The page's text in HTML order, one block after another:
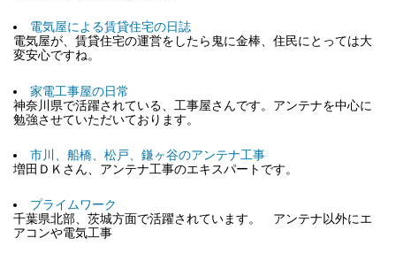
電気屋による賃貸住宅の日誌
電気屋が、賃貸住宅の運営をしたら鬼に金棒、住民にとっては大
変安心ですね。
家電工事屋の日常
神奈川県で活躍されている、工事屋さんです。アンテナを中心に
勉強させていただいております。
市川、船橋、松戸、鎌ヶ谷のアンテナ工事
増田ＤＫさん、アンテナ工事のエキスパートです。
プライムワーク
千葉県北部、茨城方面で活躍されています。 アンテナ以外にエ
アコンや電気工事